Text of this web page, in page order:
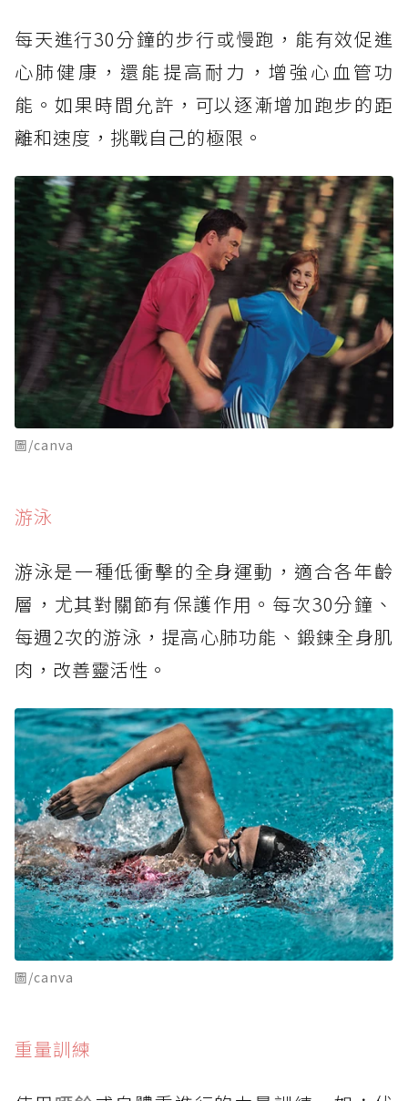
每天進行30分鐘的步行或慢跑，能有效促進
心肺健康，還能提高耐力，增強心血管功
能。如果時間允許，可以逐漸增加跑步的距
離和速度，挑戰自己的極限。
圖/canva
游泳
游泳是一種低衝擊的全身運動，適合各年齡
層，尤其對關節有保護作用。每次30分鐘、
每週2次的游泳，提高心肺功能、鍛鍊全身肌
肉，改善靈活性。
圖/canva
重量訓練